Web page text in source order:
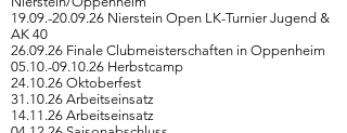
19.09.-20.09.26 Nierstein Open LK-Turnier Jugend &
AK 40
26.09.26 Finale Clubmeisterschaften in Oppenheim
05.10.-09.10.26 Herbstcamp
24.10.26 Oktoberfest
31.10.26 Arbeitseinsatz
14.11.26 Arbeitseinsatz